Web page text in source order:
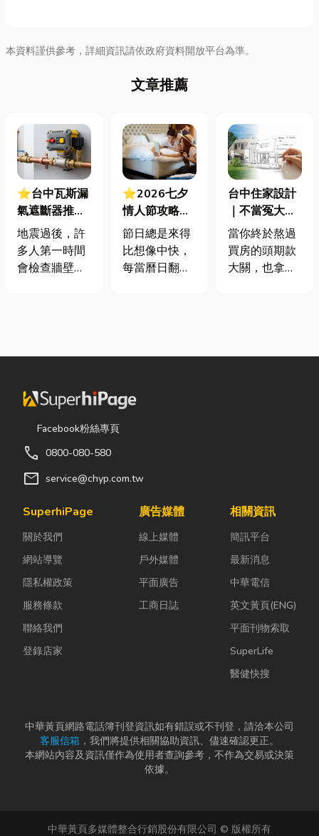
本資料謹供參考，詳細資訊請依政府資料開放平台為準。
文章推薦
⭐台中瓦斯漏
氣遮斷器推薦
廠商在這！地
震氣爆怎麼
防？警報器與
地震過後，許
多人第一時間
會檢查牆壁裂
線。日前日本
城在地震後引
發嚴重氣爆，
正是因為震波
管線受損、氣
體微量外洩所
默充斥在空間
一絲靜電或按
下開關的火
花...
⭐2026七夕
情人節攻略！
七夕送什麼不
踩雷？限定甜
點哪裡買？台
節日總是來得
比想像中快，
每當曆日翻到
候？」、「七
麼？」。相較
色彩與儀式
著生活節奏加
因工作繁忙而
忘記節日，或
是苦惱於「七
台中住家設計
｜不當冤大
頭！教你新家
該如何聰明裝
潢！
當你終於熬過
買房的頭期款
大關，也拿到
經浮現各種美
等一下！在踩
很深的領域之
前，很多...
Facebook粉絲專頁
call 0800-080-580
mail service@chyp.com.tw
SuperhiPage
關於我們
網站導覽
隱私權政策
服務條款
聯絡我們
登錄店家
廣告媒體
線上媒體
戶外媒體
平面廣告
工商日誌
相關資訊
簡訊平台
最新消息
中華電信
英文黃頁(ENG)
平面刊物索取
SuperLife
醫健快搜
中華黃頁網路電話簿刊登資訊如有錯誤或不刊登，請洽本公司
客服信箱 ，我們將提供相關協助資訊、儘速確認更正。
本網站內容及資訊僅作為使用者查詢參考，不作為交易或決策
依據。
中華黃頁多媒體整合行銷股份有限公司 © 版權所有